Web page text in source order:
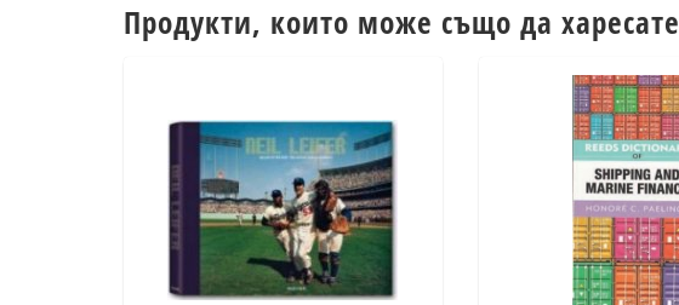
Продукти, които може също да харесате